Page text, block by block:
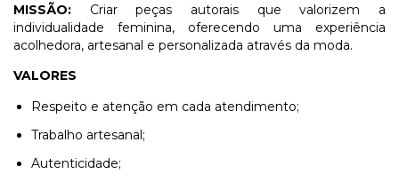
MISSÃO: Criar peças autorais que valorizem a
individualidade feminina, oferecendo uma experiência
acolhedora, artesanal e personalizada através da moda.
VALORES
Respeito e atenção em cada atendimento;
Trabalho artesanal;
Autenticidade;